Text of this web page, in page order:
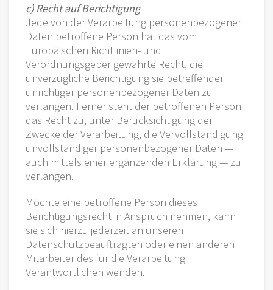
c) Recht auf Berichtigung
Jede von der Verarbeitung personenbezogener
Daten betroffene Person hat das vom
Europäischen Richtlinien- und
Verordnungsgeber gewährte Recht, die
unverzügliche Berichtigung sie betreffender
unrichtiger personenbezogener Daten zu
verlangen. Ferner steht der betroffenen Person
das Recht zu, unter Berücksichtigung der
Zwecke der Verarbeitung, die Vervollständigung
unvollständiger personenbezogener Daten —
auch mittels einer ergänzenden Erklärung — zu
verlangen.
Möchte eine betroffene Person dieses
Berichtigungsrecht in Anspruch nehmen, kann
sie sich hierzu jederzeit an unseren
Datenschutzbeauftragten oder einen anderen
Mitarbeiter des für die Verarbeitung
Verantwortlichen wenden.